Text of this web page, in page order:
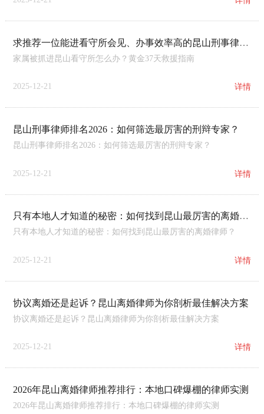
求推荐一位能进看守所会见、办事效率高的昆山刑事律师！家属被抓进昆山看守所怎么办？黄金37天救援指南
家属被抓进昆山看守所怎么办？黄金37天救援指南
详情
2025-12-21
昆山刑事律师排名2026：如何筛选最厉害的刑辩专家？
昆山刑事律师排名2026：如何筛选最厉害的刑辩专家？
详情
2025-12-21
只有本地人才知道的秘密：如何找到昆山最厉害的离婚律师？
只有本地人才知道的秘密：如何找到昆山最厉害的离婚律师？
详情
2025-12-21
协议离婚还是起诉？昆山离婚律师为你剖析最佳解决方案
协议离婚还是起诉？昆山离婚律师为你剖析最佳解决方案
详情
2025-12-21
2026年昆山离婚律师推荐排行：本地口碑爆棚的律师实测
2026年昆山离婚律师推荐排行：本地口碑爆棚的律师实测